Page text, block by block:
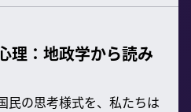
理：地政学から読み
民の思考様式を、私たちは